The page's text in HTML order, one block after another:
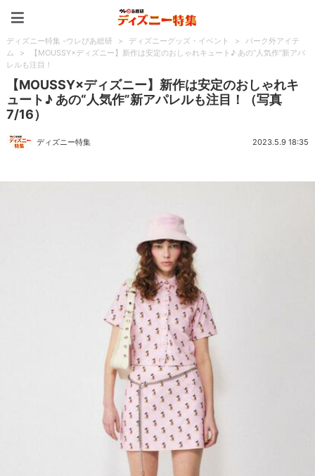
ディズニー特集 -ウレぴあ総研 > ディズニーグッズ・イベント >
パーク外アイテ
ム
>
【MOUSSY×ディズニー】新作は安定のおしゃれキュート♪ あの“人気作”新アパ
レルも注目！
【MOUSSY×ディズニー】新作は安定のおしゃれキ
ュート♪ あの“人気作”新アパレルも注目！（写真
7/16）
ディズニー特集 2023.5.9 18:35